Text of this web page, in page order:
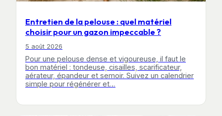
Entretien de la pelouse : quel matériel
choisir pour un gazon impeccable ?
5 août 2026
Pour une pelouse dense et vigoureuse, il faut le
bon matériel : tondeuse, cisailles, scarificateur,
aérateur, épandeur et semoir. Suivez un calendrier
simple pour régénérer et…